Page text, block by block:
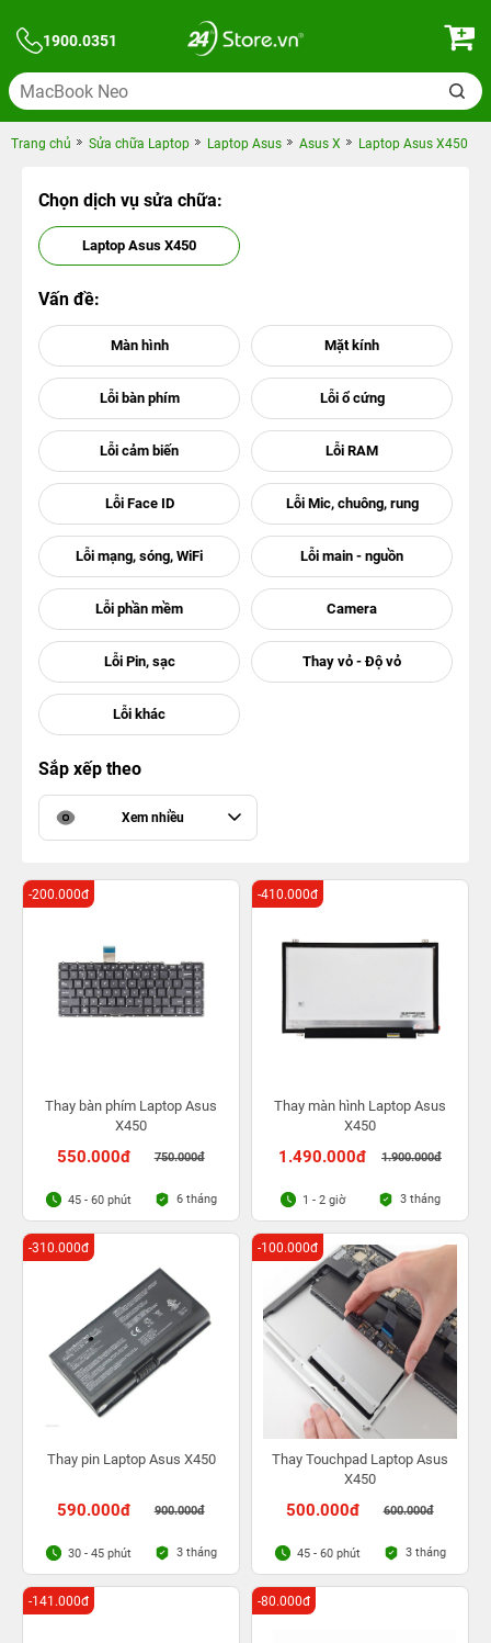
1900.0351
Trang chủ Sửa chữa Laptop Laptop Asus Asus X Laptop Asus X450
Chọn dịch vụ sửa chữa:
Laptop Asus X450
Vấn đề:
Sắp xếp theo
Xem nhiều
Thay bàn phím Laptop Asus
X450
550.000đ 750.000đ
-200.000đ
45 - 60 phút 6 tháng
Thay màn hình Laptop Asus
X450
1.490.000đ 1.900.000đ
-410.000đ
1 - 2 giờ 3 tháng
Thay pin Laptop Asus X450
590.000đ 900.000đ
-310.000đ
30 - 45 phút 3 tháng
Thay Touchpad Laptop Asus
X450
500.000đ 600.000đ
-100.000đ
45 - 60 phút 3 tháng
-141.000đ -80.000đ